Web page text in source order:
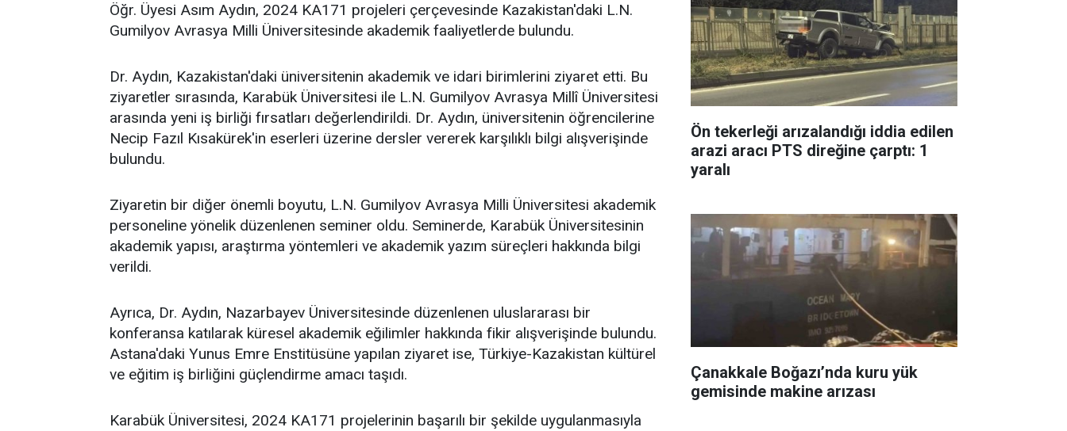
Öğr. Üyesi Asım Aydın, 2024 KA171 projeleri çerçevesinde Kazakistan'daki L.N.
Gumilyov Avrasya Milli Üniversitesinde akademik faaliyetlerde bulundu.
Dr. Aydın, Kazakistan'daki üniversitenin akademik ve idari birimlerini ziyaret etti. Bu
ziyaretler sırasında, Karabük Üniversitesi ile L.N. Gumilyov Avrasya Millî Üniversitesi
arasında yeni iş birliği fırsatları değerlendirildi. Dr. Aydın, üniversitenin öğrencilerine
Necip Fazıl Kısakürek'in eserleri üzerine dersler vererek karşılıklı bilgi alışverişinde
bulundu.
Ziyaretin bir diğer önemli boyutu, L.N. Gumilyov Avrasya Milli Üniversitesi akademik
personeline yönelik düzenlenen seminer oldu. Seminerde, Karabük Üniversitesinin
akademik yapısı, araştırma yöntemleri ve akademik yazım süreçleri hakkında bilgi
verildi.
Ayrıca, Dr. Aydın, Nazarbayev Üniversitesinde düzenlenen uluslararası bir
konferansa katılarak küresel akademik eğilimler hakkında fikir alışverişinde bulundu.
Astana'daki Yunus Emre Enstitüsüne yapılan ziyaret ise, Türkiye-Kazakistan kültürel
ve eğitim iş birliğini güçlendirme amacı taşıdı.
Karabük Üniversitesi, 2024 KA171 projelerinin başarılı bir şekilde uygulanmasıyla
Ön tekerleği arızalandığı iddia edilen
arazi aracı PTS direğine çarptı: 1
yaralı
Çanakkale Boğazı’nda kuru yük
gemisinde makine arızası